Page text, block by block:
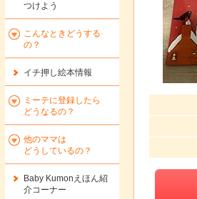
つけよう
こんなときどうする
の？
イチ押し絵本情報
ミーテに登録したら
どうなるの？
他のママは
どうしているの？
Baby Kumonえほん紹
介コーナー